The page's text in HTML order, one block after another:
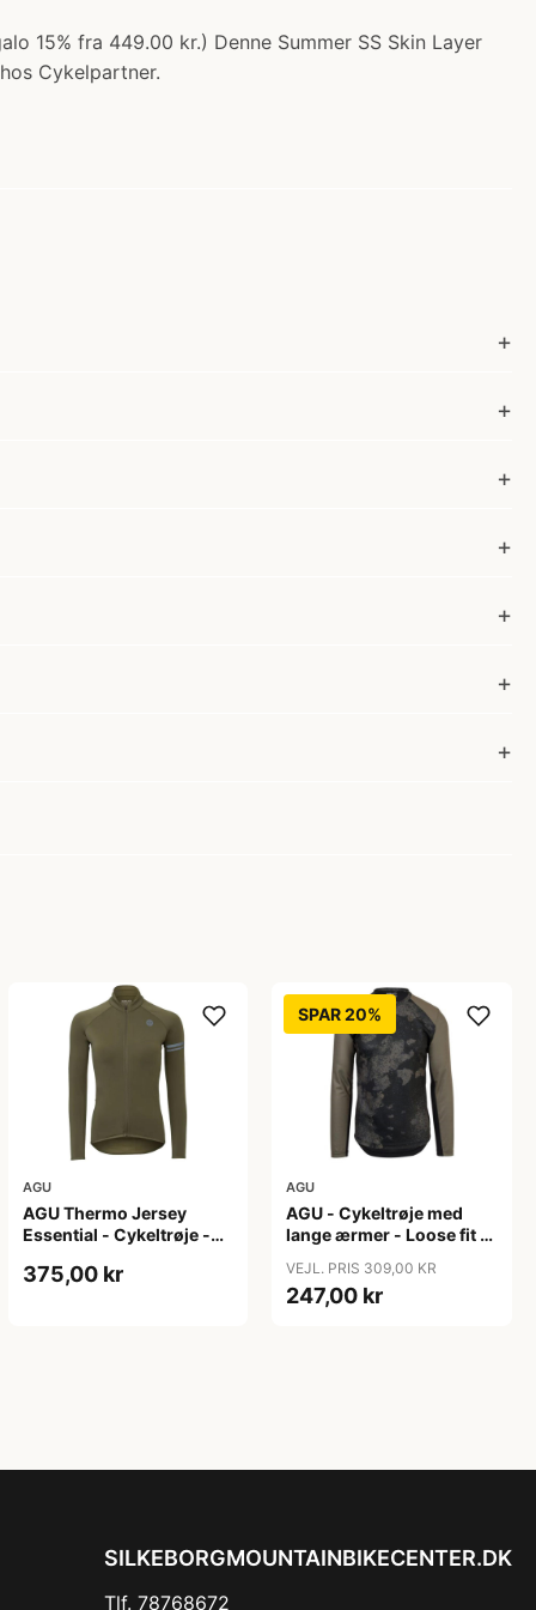
15% fra 449.00 kr.) Denne Summer SS Skin Layer
Cykelpartner.
AGU
AGU Thermo Jersey
Essential - Cykeltrøje -
XXL
375,00 kr
SPAR 20%
AGU
AGU - Cykeltrøje med
lange ærmer - Loose fit -
VEJL. PRIS 309,00 KR
247,00 kr
SILKEBORGMOUNTAINBIKECENTER.DK
Tlf. 78768672